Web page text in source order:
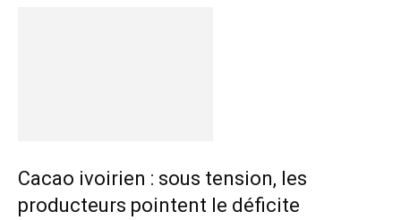
Cacao ivoirien : sous tension, les
producteurs pointent le déficite